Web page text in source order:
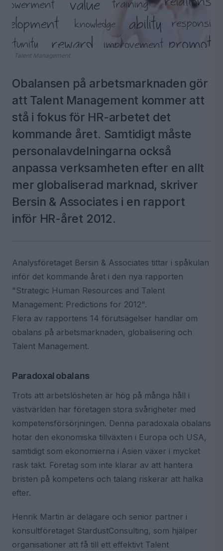
Talent Management
Obalansen på arbetsmarknaden gör
att Talent Management kommer att
stå i fokus för HR-arbetet det
kommande året. Samtidigt måste
personalavdelningarna också
anpassa verksamheten efter en allt
mer globaliserad marknad, skriver
Bersin & Associates i en rapport
inför HR-året 2012.
Analysföretaget Bersin & Associates tittar i spåkulan
inför det kommande året i den nya rapporten
"Strategic Human Resources and Talent
Management: Predictions for 2012".
Flera av rapportens 14 förutsägelser handlar om
obalans på arbetsmarknaden, globalisering och
Talent Management.
Paradoxal obalans
Trots att arbetslösheten är hög på många håll i
västvärlden har företagen stora svårigheter med
kompetensförsörjningen. Denna paradoxala obalans
hotar den ekonomiska tillväxten i Europa och USA,
samtidigt som ekonomierna i Asien växer i mycket
rask takt. Företag som inte klarar av att hantera
bristen på kompetens och talang riskerar att halka
efter.
Henrik Martin är delägare och senior partner i
konsultföretaget StardustConsulting, som hjälper
organisationer att få till ett effektivt Talent